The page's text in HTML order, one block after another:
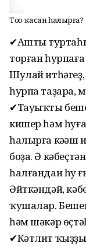
Тоҙҙо ҡасан һалырға?
✔Аштың
торған
Шулай
һурпа таҙара,
✔Тауыҡты
кишер һәм
һалырға кәңәш
боҙа. Ә
һалғандан һуң
Әйткәндәй,
ҡушалар.
һәм шәкәр
✔Кәтлит